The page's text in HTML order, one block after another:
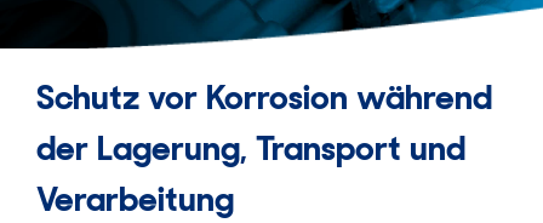
Schutz vor Korrosion während
der Lagerung, Transport und
Verarbeitung